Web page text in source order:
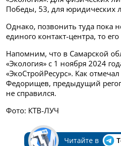
Победы, 53, для юридических
Однако, позвонить туда пока
единого контакт-центра, то
Напомним, что в Самарской
«Экология» с 1 ноября 2024
«ЭкоСтройРесурс». Как
Федорищев, предыдущий
не справился.
Фото: КТВ-ЛУЧ
Читайте в